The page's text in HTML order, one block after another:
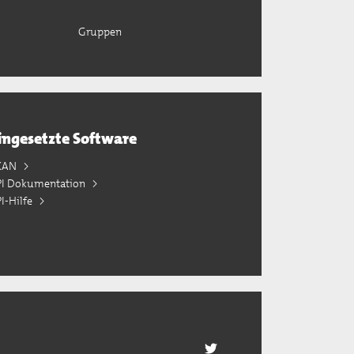
Gruppen
Software
Dokumentation
Hilfe